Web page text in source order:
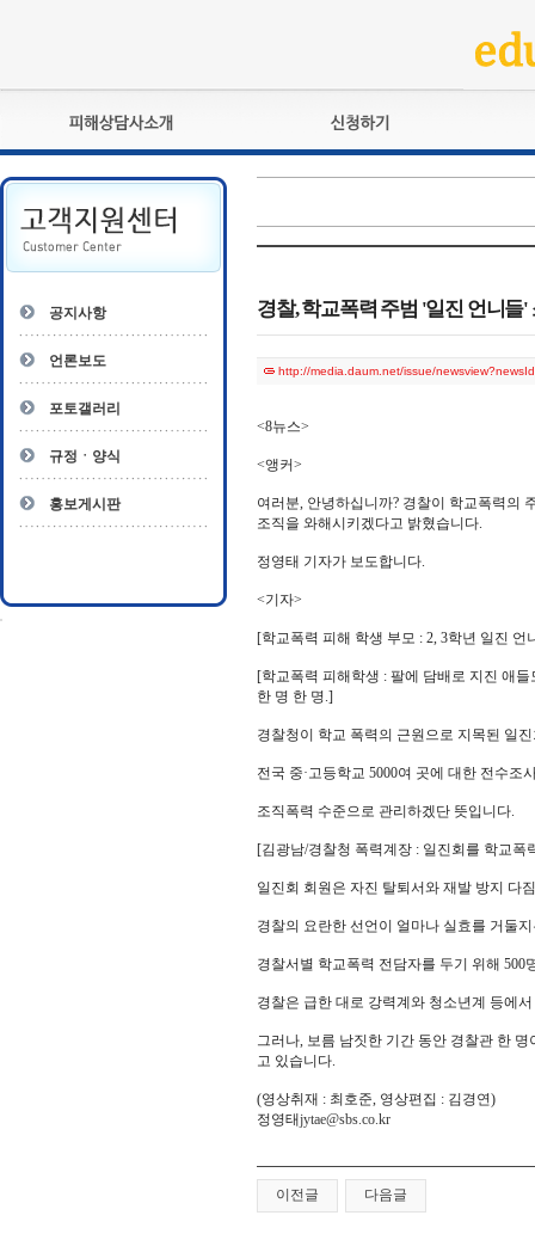
피해상담사란?
자격관리규정
상담사 자격증 확인
- 피해상담사 1급
- 전문수련감독자
- 전문수련기관
교육훈련
자격복원
공지사항
언론보도
포토갤러리
규정ㆍ양식
홍보게시판
경찰, 학교폭력 주범 '일진 언니들'
http://media.daum.net/issue/
<8뉴스>
<앵커>
여러분, 안녕하십니까? 경찰이 학교폭력의
조직을 와해시키겠다고 밝혔습니다.
정영태 기자가 보도합니다.
<기자>
[학교폭력 피해 학생 부모 : 2, 3학년 일진
[학교폭력 피해학생 : 팔에 담배로 지진 애
한 명 한 명.]
경찰청이 학교 폭력의 근원으로 지목된 일
전국 중·고등학교 5000여 곳에 대한 전수
조직폭력 수준으로 관리하겠단 뜻입니다.
[김광남/경찰청 폭력계장 : 일진회를 학교
일진회 회원은 자진 탈퇴서와 재발 방지 다
경찰의 요란한 선언이 얼마나 실효를 거둘
경찰서별 학교폭력 전담자를 두기 위해
경찰은 급한 대로 강력계와 청소년계 등에
그러나, 보름 남짓한 기간 동안 경찰관 한
고 있습니다.
(영상취재 : 최호준, 영상편집 : 김경연)
정영태jytae@sbs.co.kr
이전글 다음글